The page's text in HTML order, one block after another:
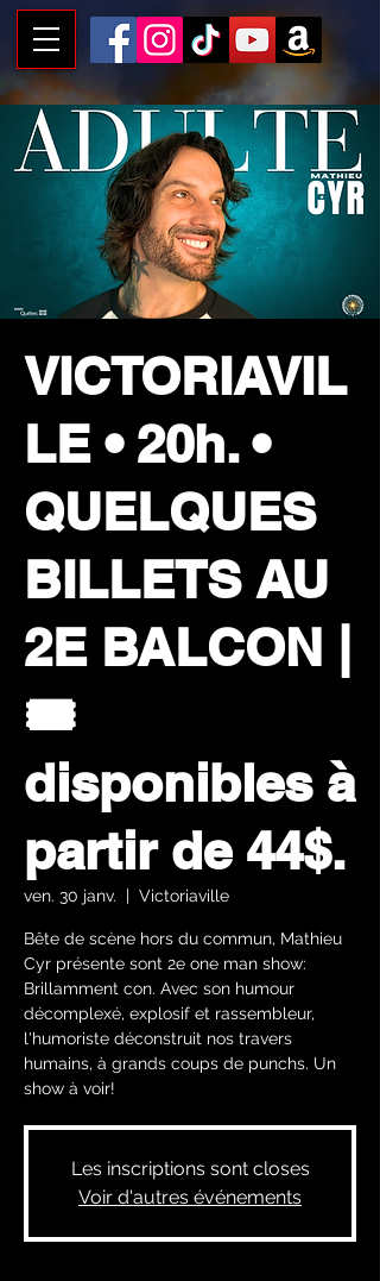
VICTORIAVIL
LE • 20h. •
QUELQUES
BILLETS AU
2E BALCON |
🎟️
disponibles à
partir de 44$.
ven. 30 janv.
  |
Victoriaville
Bête de scène hors du commun, Mathieu
Cyr présente sont 2e one man show:
Brillamment con. Avec son humour
décomplexé, explosif et rassembleur,
l'humoriste déconstruit nos travers
humains, à grands coups de punchs. Un
show à voir!
Les inscriptions sont closes
Voir d'autres événements